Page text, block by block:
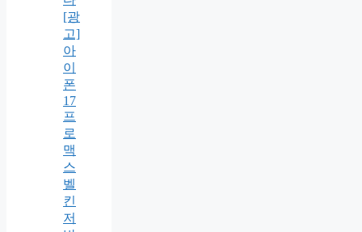
[광
고]
아
이
폰
17
프
로
맥
스
벨
킨
저